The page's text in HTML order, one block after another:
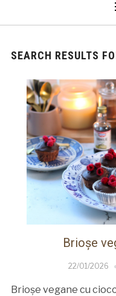
SEARCH RESULTS
Brioșe
22/01/2026
Brioșe vegane cu